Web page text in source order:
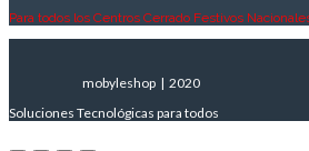
Para todos los Centros Cerrado Festivos
mobyleshop | 2020
Soluciones Tecnológicas para todos